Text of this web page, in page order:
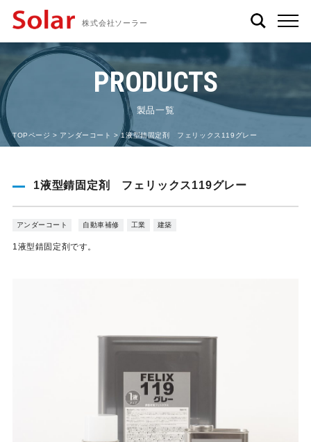
株式会社ソーラー
PRODUCTS
製品一覧
TOPページ > アンダーコート > 1液型錆固定剤 フェリックス119グレー
1液型錆固定剤 フェリックス119グレー
アンダーコート 自動車補修 工業 建築
1液型錆固定剤です。